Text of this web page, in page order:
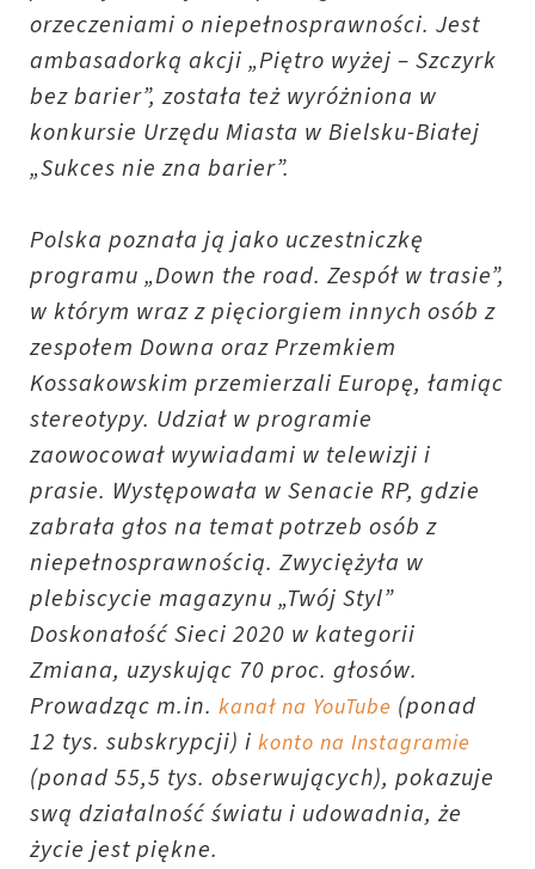
orzeczeniami o niepełnosprawności. Jest
ambasadorką akcji „Piętro wyżej – Szczyrk
bez barier”, została też wyróżniona w
konkursie Urzędu Miasta w Bielsku-Białej
„Sukces nie zna barier”.
Polska poznała ją jako uczestniczkę
programu „Down the road. Zespół w trasie”,
w którym wraz z pięciorgiem innych osób z
zespołem Downa oraz Przemkiem
Kossakowskim przemierzali Europę, łamiąc
stereotypy. Udział w programie
zaowocował wywiadami w telewizji i
prasie. Występowała w Senacie RP, gdzie
zabrała głos na temat potrzeb osób z
niepełnosprawnością. Zwyciężyła w
plebiscycie magazynu „Twój Styl”
Doskonałość Sieci 2020 w kategorii
Zmiana, uzyskując 70 proc. głosów.
Prowadząc m.in. kanał na YouTube (ponad
12 tys. subskrypcji) i konto na Instagramie
(ponad 55,5 tys. obserwujących), pokazuje
swą działalność światu i udowadnia, że
życie jest piękne.